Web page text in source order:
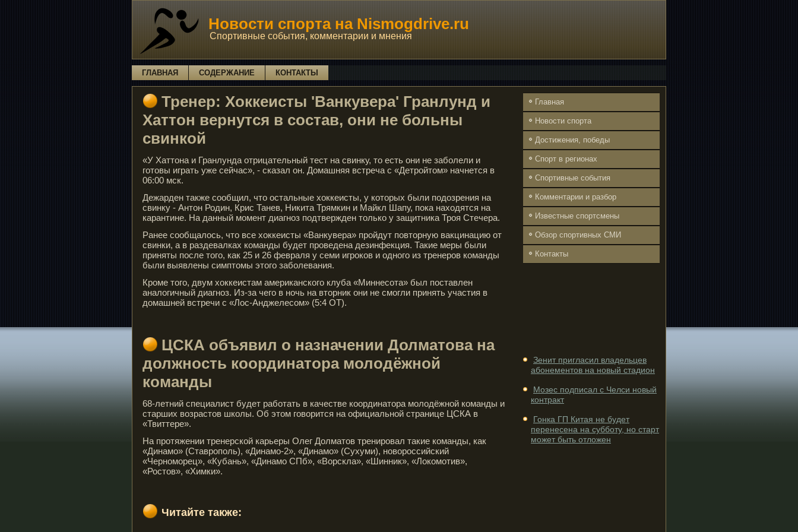
Новости спорта на Nismogdrive.ru
Спортивные события, комментарии и мнения
ГЛАВНАЯ СОДЕРЖАНИЕ КОНТАКТЫ
Тренер: Хоккеисты 'Ванкувера' Гранлунд и
Хаттон вернутся в состав, они не больны
свинкой
«У Хаттона и Гранлунда отрицательный тест на свинку, то есть они не заболели и
готовы играть уже сейчас», - сказал он. Домашняя встреча с «Детройтом» начнется в
06:00 мск.
Дежарден также сообщил, что остальные хоккеисты, у которых были подозрения на
свинку - Антон Родин, Крис Танев, Никита Трямкин и Майкл Шапу, пока находятся на
карантине. На данный момент диагноз подтвержден только у защитника Троя Стечера.
Ранее сообщалось, что все хоккеисты «Ванкувера» пройдут повторную вакцинацию от
свинки, а в раздевалках команды будет проведена дезинфекция. Такие меры были
приняты после того, как 25 и 26 февраля у семи игроков и одного из тренеров команды
были выявлены симптомы этого заболевания.
Кроме того, двум хоккеистам американского клуба «Миннесота» был поставлен
аналогичный диагноз. Из-за чего в ночь на вторник они не смогли принять участия в
домашней встречи с «Лос-Анджелесом» (5:4 ОТ).
ЦСКА объявил о назначении Долматова на
должность координатора молодёжной
команды
68-летний специалист будет работать в качестве координатора молодёжной команды и
старших возрастов школы. Об этом говорится на официальной странице ЦСКА в
«Твиттере».
На протяжении тренерской карьеры Олег Долматов тренировал такие команды, как
«Динамо» (Ставрополь), «Динамо-2», «Динамо» (Сухуми), новороссийский
«Черноморец», «Кубань», «Динамо СПб», «Ворскла», «Шинник», «Локомотив»,
«Ростов», «Химки».
Читайте также:
Главная
Новости спорта
Достижения, победы
Спорт в регионах
Спортивные события
Комментарии и разбор
Известные спортсмены
Обзор спортивных СМИ
Контакты
Зенит пригласил владельцев
абонементов на новый стадион
Мозес подписал с Челси новый
контракт
Гонка ГП Китая не будет
перенесена на субботу, но старт
может быть отложен